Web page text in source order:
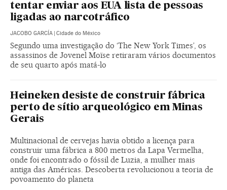
tentar enviar aos EUA lista de pessoas
ligadas ao narcotráfico
JACOBO GARCÍA | Cidade do México
Segundo uma investigação do ‘The New York Times’, os
assassinos de Jovenel Moïse retiraram vários documentos
de seu quarto após matá-lo
Heineken desiste de construir fábrica
perto de sítio arqueológico em Minas
Gerais
Multinacional de cervejas havia obtido a licença para
construir uma fábrica a 800 metros da Lapa Vermelha,
onde foi encontrado o fóssil de Luzia, a mulher mais
antiga das Américas. Descoberta revolucionou a teoria de
povoamento do planeta